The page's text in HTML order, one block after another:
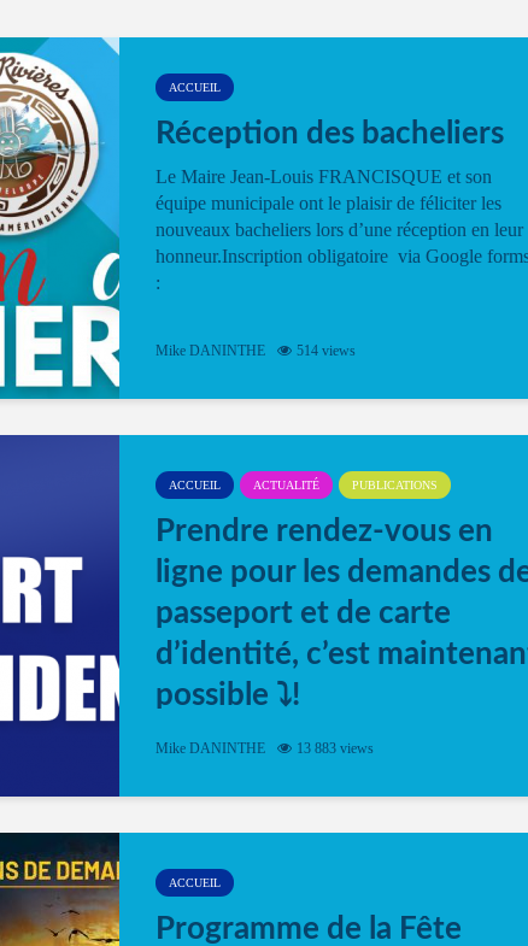
ACCUEIL
Réception des bacheliers
Le Maire Jean-Louis FRANCISQUE et son
équipe municipale ont le plaisir de féliciter les
nouveaux bacheliers lors d’une réception en leur
honneur.Inscription obligatoire via Google
:
Mike DANINTHE 514 views
ACCUEIL ACTUALITÉ PUBLICATIONS
Prendre rendez-vous en
ligne pour les demandes
passeport et de carte
d’identité, c’est
possible ⤵️!
Désormais, il est possible de prendre rendez-vous
Mike DANINTHE 13 883 views
ACCUEIL
Programme de la Fête